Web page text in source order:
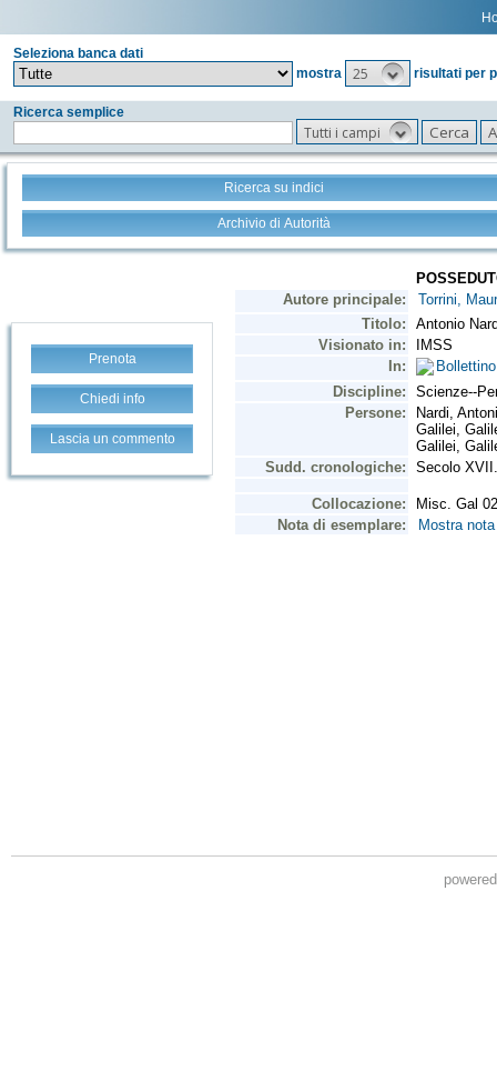
Seleziona banca dati
mostra
25 risultati per
Ricerca semplice
Tutti i campi
Ricerca su indici
Archivio di Autorità
Prenota
Chiedi info
Lascia un commento